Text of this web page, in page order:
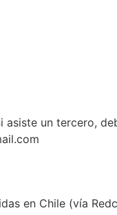
asiste un tercero,
en Chile (vía